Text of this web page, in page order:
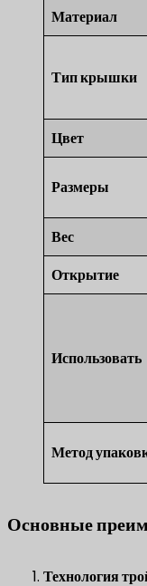
Материал
Тип крышки
Цвет
Размеры
Вес
Открытие
Использовать
Метод
Основные
Технология